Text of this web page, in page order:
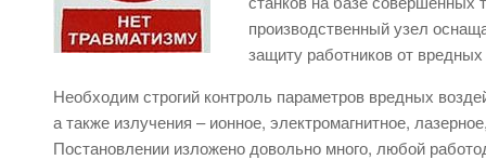
производственный узел
защиту работников от
Необходим строгий контроль параметров вредных
а также излучения – ионное, электромагнитное,
Постановлении изложено довольно много, любой